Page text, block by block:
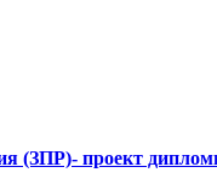
(ЗПР)- проект